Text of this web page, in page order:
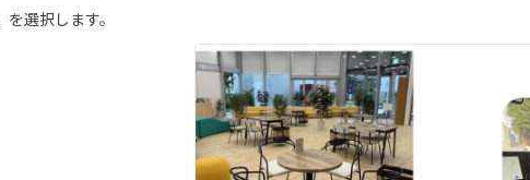
を選択します。